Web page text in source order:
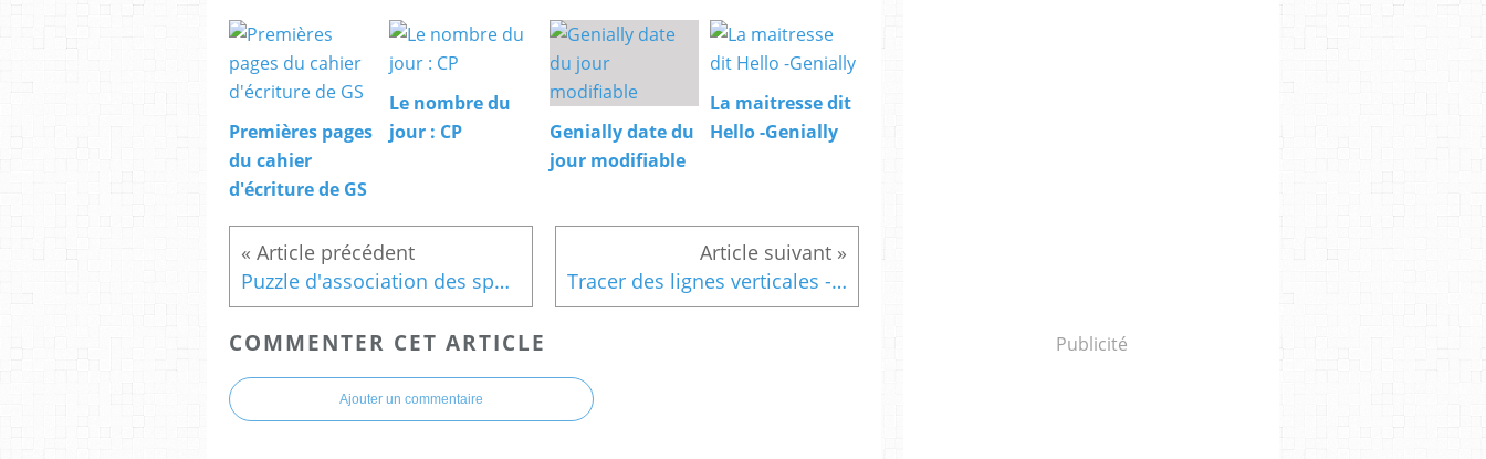
Premières pages
du cahier
d'écriture de GS
Le nombre du
jour : CP
Genially date du
jour modifiable
La maitresse dit
Hello -Genially
Puzzle d'association des sports et lieux de pratique - Maternelle Tracer des lignes verticales - thème rentrée - Maternelle PS- Maternelle MS
COMMENTER CET ARTICLE
Ajouter un commentaire
Publicité